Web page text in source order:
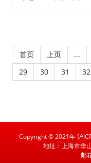
来、再创辉煌的里程
首页 上页 ...
29
30 31 32
Copyright © 2021年 沪
地址：上海市华
邮